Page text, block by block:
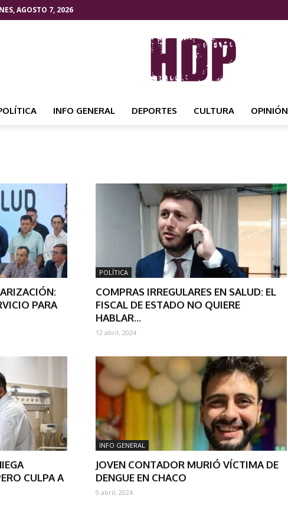
AGOSTO 7, 2026
NOTICIAS
INFO GENERAL DEPORTES CULTURA OPINIÓN
PARA
POLÍTICA
COMPRAS IRREGULARES EN SALUD: EL
FISCAL DE ESTADO NO QUIERE
HABLAR...
12 abril, 2024
CULPA A
INFO GENERAL
JOVEN CONTADOR MURIÓ VÍCTIMA DE
DENGUE EN CHACO
9 abril, 2024